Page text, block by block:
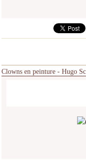
Clowns en peinture - Hugo